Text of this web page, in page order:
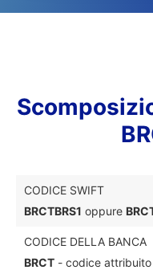
CODICE SWIFT
BRCTBRS1 oppure
CODICE DELLA BANCA
BRCT - codice attribuito